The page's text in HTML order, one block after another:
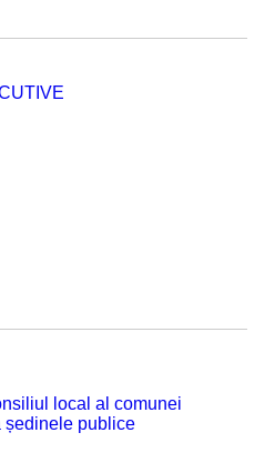
local al comunei
ședinele publice